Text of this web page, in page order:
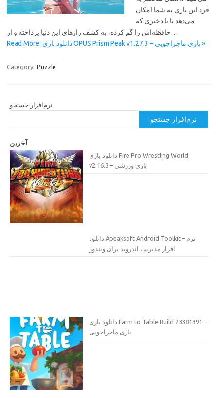
فرد این بازی به شما امکان
می‌دهد تا با دختری که
حافظه‌اش را گم کرده، به کشف رازهای این دنیا پرداخته و از…
Read More: دانلود بازی OPUS Prism Peak v1.27.3 – بازی ماجراجویی »
Category: Puzzle
نرم‌افزار جستجو
نرم‌افزار جستجو
آخرین
دانلود بازی Fire Pro Wrestling World
v2.16.3 – بازی ورزشی
دانلود Apeaksoft Android Toolkit – نرم
افزار مدیریت اندروید برای ویندوز
دانلود بازی Farm to Table Build 23381391 –
بازی ماجراجویی